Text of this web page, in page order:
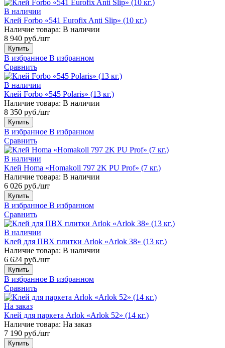
В наличии
Клей Forbo «541 Eurofix Anti Slip» (10 кг.)
Наличие товара: В наличии
8 940 руб./шт
Купить
В избранное В избранном
Сравнить
В наличии
Клей Forbo «545 Polaris» (13 кг.)
Наличие товара: В наличии
8 350 руб./шт
Купить
В избранное В избранном
Сравнить
В наличии
Клей Homa «Homakoll 797 2K PU Prof» (7 кг.)
Наличие товара: В наличии
6 026 руб./шт
Купить
В избранное В избранном
Сравнить
В наличии
Клей для ПВХ плитки Arlok «Arlok 38» (13 кг.)
Наличие товара: В наличии
6 624 руб./шт
Купить
В избранное В избранном
Сравнить
На заказ
Клей для паркета Arlok «Arlok 52» (14 кг.)
Наличие товара: На заказ
7 190 руб./шт
Купить